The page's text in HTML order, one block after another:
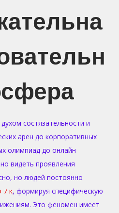
состязательности и
арен до корпоративных
олимпиад до онлайн
видеть проявления
но людей постоянно
7 к, формируя специфическую
Это феномен имеет